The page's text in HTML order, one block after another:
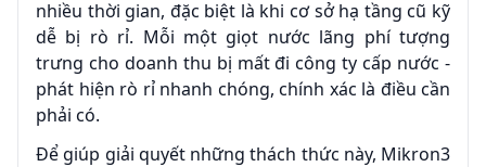
nhiều thời gian, đặc biệt là khi cơ sở hạ tầng cũ kỹ
dễ bị rò rỉ. Mỗi một giọt nước lãng phí tượng
trưng cho doanh thu bị mất đi công ty cấp nước -
phát hiện rò rỉ nhanh chóng, chính xác là điều cần
phải có.
Để giúp giải quyết những thách thức này, Mikron3